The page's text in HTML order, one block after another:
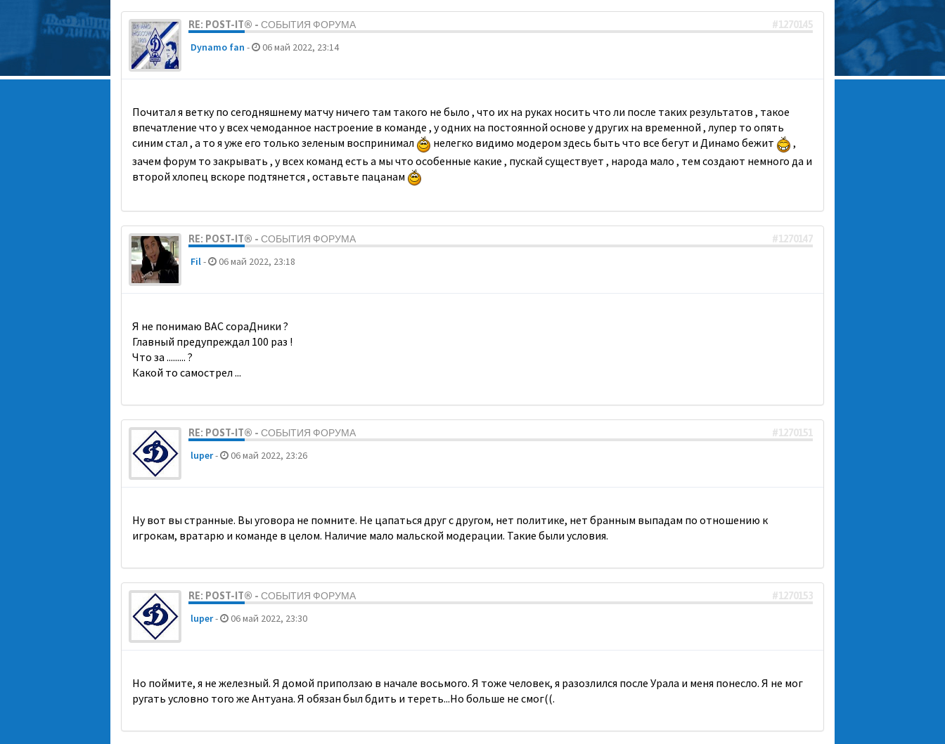
RE: POST-IT® - СОБЫТИЯ ФОРУМА #1270145
Dynamo fan - 06 май 2022, 23:14
Почитал я ветку по сегодняшнему матчу ничего там такого не было , что их на руках носить что ли после таких результатов , такое
впечатление что у всех чемоданное настроение в команде , у одних на постоянной основе у других на временной , лупер то опять
синим стал , а то я уже его только зеленым воспринимал
нелегко видимо модером здесь быть что все бегут и Динамо бежит
,
зачем форум то закрывать , у всех команд есть а мы что особенные какие , пускай существует , народа мало , тем создают немного да и
второй хлопец вскоре подтянется , оставьте пацанам
RE: POST-IT® - СОБЫТИЯ ФОРУМА #1270147
Fil- 06 май 2022, 23:18
Я не понимаю ВАС сораДники ?
Главный предупреждал 100 раз !
Что за ......... ?
Какой то самострел ...
RE: POST-IT® - СОБЫТИЯ ФОРУМА #1270151
luper- 06 май 2022, 23:26
Ну вот вы странные. Вы уговора не помните. Не цапаться друг с другом, нет политике, нет бранным выпадам по отношению к
игрокам, вратарю и команде в целом. Наличие мало мальской модерации. Такие были условия.
RE: POST-IT® - СОБЫТИЯ ФОРУМА #1270153
luper- 06 май 2022, 23:30
Но поймите, я не железный. Я домой приползаю в начале восьмого. Я тоже человек, я разозлился после Урала и меня понесло. Я не мог
ругать условно того же Антуана. Я обязан был бдить и тереть...Но больше не смог((.